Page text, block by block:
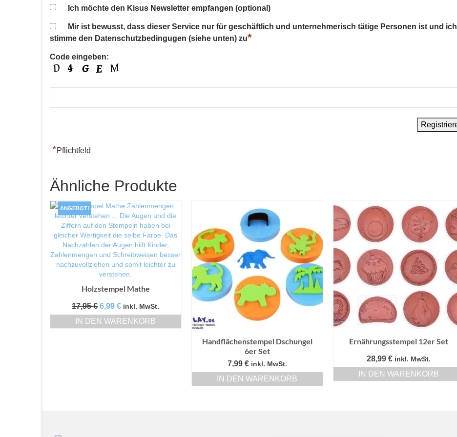
Ich möchte den Kisus Newsletter empfangen (optional)
Mir ist bewusst, dass dieser Service nur für geschäftlich und unternehmerisch tätige Personen ist und ich
stimme den Datenschutzbedingugen (siehe unten) zu*
Code eingeben:
*Pflichtfeld
Ähnliche Produkte
ANGEBOT!
Holzstempel Mathe
17,95€ Ursprünglicher
Preis
war:
6,99€Aktueller
Preis
ist:
inkl. MwSt.
IN DEN WARENKORB
Handflächenstempel Dschungel
6er Set
7,99 € inkl. MwSt.
IN DEN WARENKORB
Ernährungsstempel 12er Set
28,99€ inkl. MwSt.
IN DEN WARENKORB